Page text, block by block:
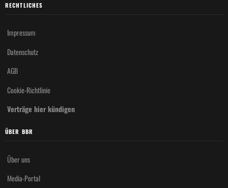
RECHTLICHES
Impressum
Datenschutz
AGB
Cookie-Richtlinie
Verträge hier kündigen
ÜBER BBR
Über uns
Media-Portal